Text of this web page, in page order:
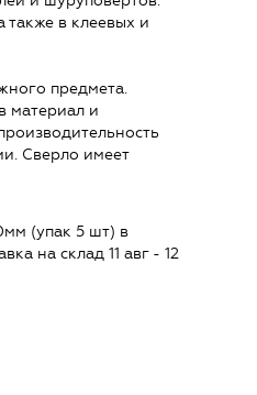
также в клеевых и
предмета.
материал и
Сверло имеет
(упак 5 шт) в
на склад 11 авг - 12